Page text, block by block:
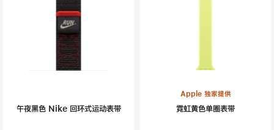
午夜黑色 Nike 回环式运动表带
Apple 独家提供
霓虹黄色单圈表带